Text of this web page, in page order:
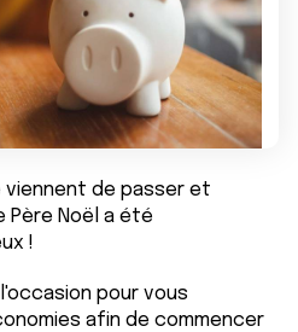
viennent de passer et
Père Noël a été
!
pour vous
afin de commencer